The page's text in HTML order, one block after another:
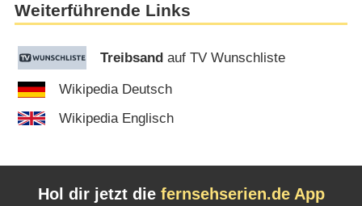
Weiterführende Links
Treibsand auf TV Wunschliste
Wikipedia Deutsch
Wikipedia Englisch
Hol dir jetzt die fernsehserien.de App